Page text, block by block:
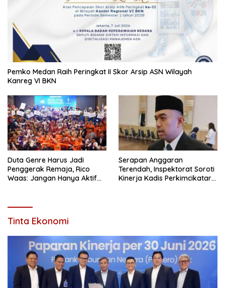
Pemko Medan Raih Peringkat II Skor Arsip ASN Wilayah
Kanreg VI BKN
Duta Genre Harus Jadi
Penggerak Remaja, Rico
Waas: Jangan Hanya Aktif
Serapan Anggaran
Terendah, Inspektorat Soroti
Kinerja Kadis Perkimcikataru
Tinta Ekonomi